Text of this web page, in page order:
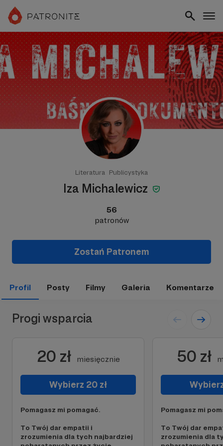
Literatura Publicystyka
Iza Michalewicz
56
patronów
Zostań Patronem
Profil Posty Filmy Galeria Komentarze
Progi wsparcia
20 zł miesięcznie
Wybierz 20 zł
Pomagasz mi pomagać.
To Twój dar empatii i
zrozumienia dla tych najbardziej
50 zł
Pomagasz mi
To Twój dar
zrozumienia dla